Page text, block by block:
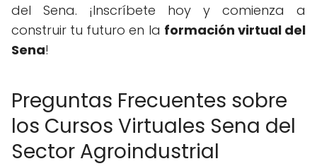
del Sena. ¡Inscríbete hoy y comienza a
construir tu futuro en la formación virtual del
Sena!
Preguntas Frecuentes sobre
los Cursos Virtuales Sena del
Sector Agroindustrial